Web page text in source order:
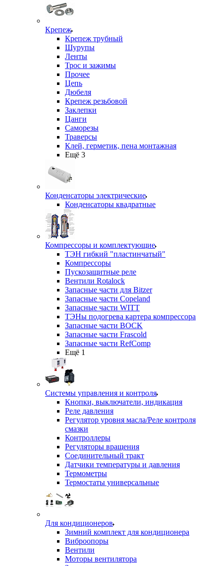
Крепеж
Крепеж трубный
Шурупы
Ленты
Трос и зажимы
Прочее
Цепь
Дюбеля
Крепеж резьбовой
Заклепки
Цанги
Саморезы
Траверсы
Клей, герметик, пена монтажная
Ещё 3
Конденсаторы электрические
Конденсаторы квадратные
Компрессоры и комплектующие
ТЭН гибкий "пластинчатый"
Компрессоры
Пускозащитные реле
Вентили Rotalock
Запасные части для Bitzer
Запасные части Copeland
Запасные части WITT
ТЭНы подогрева картера компрессора
Запасные части BOCK
Запасные части Frascold
Запасные части RefComp
Ещё 1
Системы управления и контроля
Кнопки, выключатели, индикация
Реле давления
Регулятор уровня масла/Реле контроля
смазки
Контроллеры
Регуляторы вращения
Соединительный тракт
Датчики температуры и давления
Термометры
Термостаты универсальные
Для кондиционеров
Зимний комплект для кондиционера
Виброопоры
Вентили
Моторы вентилятора